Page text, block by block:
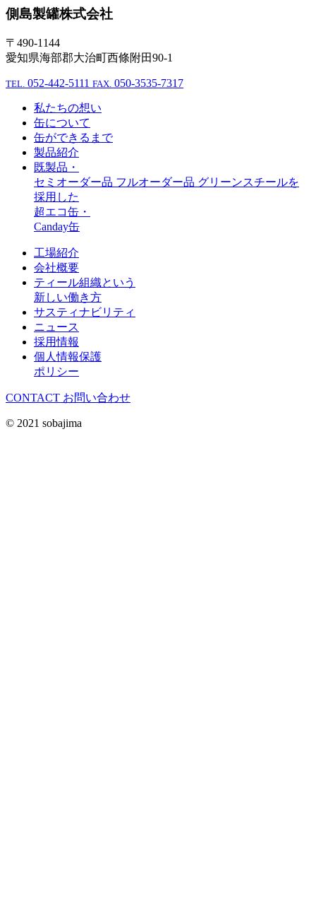
側島製罐株式会社
〒490-1144
愛知県海部郡大治町西條附田90-1
TEL. 052-442-5111 FAX. 050-3535-7317
私たちの想い
缶について
缶ができるまで
製品紹介
既製品・
セミオーダー品 フルオーダー品 グリーンスチールを
採用した
超エコ缶・
Canday缶
工場紹介
会社概要
ティール組織という
新しい働き方
サスティナビリティ
ニュース
採用情報
個人情報保護
ポリシー
CONTACT お問い合わせ
© 2021 sobajima